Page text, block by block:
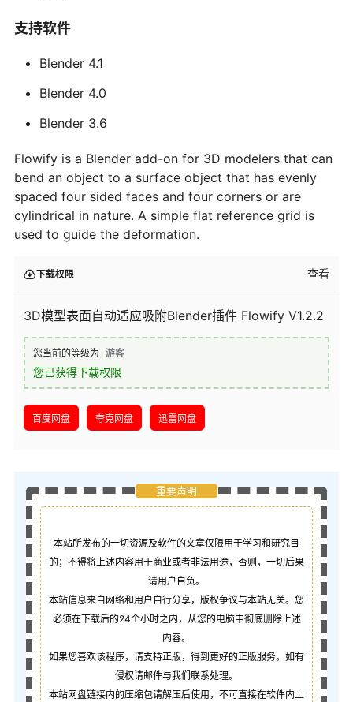
支持软件
Blender 4.1
Blender 4.0
Blender 3.6
Flowify is a Blender add-on for 3D modelers that can
bend an object to a surface object that has evenly
spaced four sided faces and four corners or are
cylindrical in nature. A simple flat reference grid is
used to guide the deformation.
下载权限 查看
3D模型表面自动适应吸附Blender插件 Flowify V1.2.2
您当前的等级为 游客
您已获得下载权限
百度网盘 夸克网盘 迅雷网盘
重要声明
本站所发布的一切资源及软件的文章仅限用于学习和研究目
的；不得将上述内容用于商业或者非法用途，否则，一切后果
请用户自负。
本站信息来自网络和用户自行分享，版权争议与本站无关。您
必须在下载后的24个小时之内，从您的电脑中彻底删除上述
内容。
如果您喜欢该程序，请支持正版，得到更好的正版服务。如有
侵权请邮件与我们联系处理。
本站网盘链接内的压缩包请解压后使用，不可直接在软件内上